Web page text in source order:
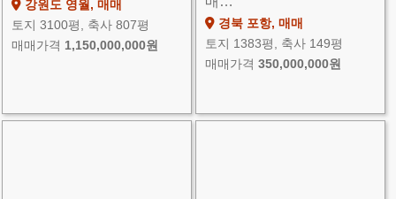
강원도 영월, 매매
토지 3100평, 축사 807평
매매가격 1,150,000,000원
경북 포항, 매매
토지 1383평, 축사 149평
매매가격 350,000,000원